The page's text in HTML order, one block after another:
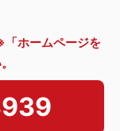
「ホームページを